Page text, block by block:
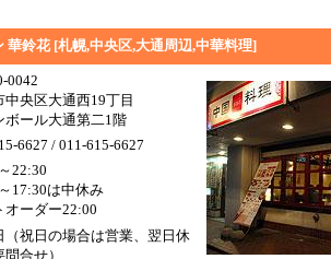
華鈴花 [札幌,中央区,大通周辺,中華料理]
0042
中央区大通西19丁目
ボール大通第二1階
6627 / 011-615-6627
22:30
17:30は中休み
オーダー22:00
（祝日の場合は営業、翌日休
合せ）